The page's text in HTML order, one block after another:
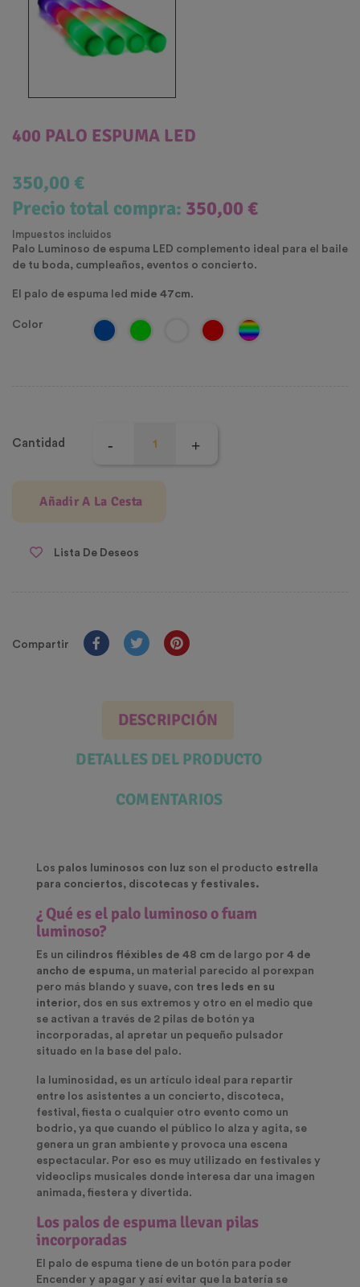
400 PALO ESPUMA LED
350,00 €
Precio total compra: 350,00 €
Impuestos incluidos
Palo Luminoso de espuma LED complemento ideal para el baile
de tu boda, cumpleaños, eventos o concierto.
El palo de espuma led mide 47cm.
Color
Cantidad
Añadir A La Cesta
Lista De Deseos
Compartir
DESCRIPCIÓN
DETALLES DEL PRODUCTO
COMENTARIOS
Los palos luminosos con luz son el producto estrella
para conciertos, discotecas y festivales.
¿ Qué es el palo luminoso o fuam
luminoso?
Es un cilindros fléxibles de 48 cm de largo por 4 de
ancho de espuma, un material parecido al porexpan
pero más blando y suave, con tres leds en su
interior, dos en sus extremos y otro en el medio que
se activan a través de 2 pilas de botón ya
incorporadas, al apretar un pequeño pulsador
situado en la base del palo.
la luminosidad , es un artículo ideal para repartir
entre los asistentes a un concierto, discoteca,
festival, fiesta o cualquier otro evento como un
bodrio, ya que cuando el público lo alza y agita, se
genera un gran ambiente y provoca una escena
espectacular. Por eso es muy utilizado en festivales y
videoclips musicales donde interesa dar una imagen
animada, fiestera y divertida.
Los palos de espuma llevan pilas
incorporadas
El palo de espuma tiene de un botón para poder
Encender y apagar y así evitar que la batería se